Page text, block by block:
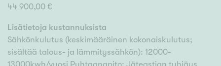
44 900,00 €
Lisätietoja kustannuksista
Sähkönkulutus (keskimääräinen kokonaiskulutus;
sisältää talous- ja lämmityssähkön): 12000-